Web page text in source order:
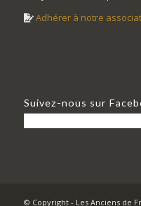
Adhérer à notre
Suivez-nous sur
© Copyright - Les Anciens de